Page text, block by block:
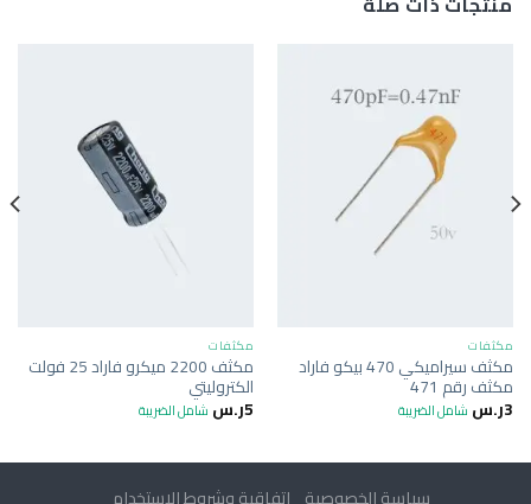
مكثفات
مكثف سيراميكي 470 بيكو فاراد
مكثف رقم 471
3ر.س شامل الضريبة
مكثفات
مكثف 2200 ميكرو فاراد 25 فولت
الكتروليتي
5ر.س شامل الضريبة
سياسة الخصوصية اتفاقية وشروط الاستخدام